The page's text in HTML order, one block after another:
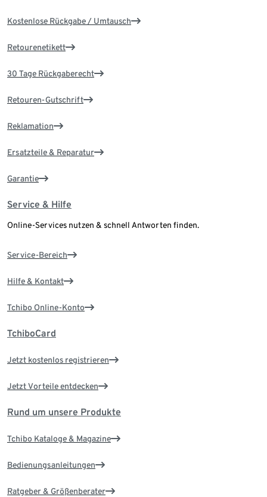
Kostenlose Rückgabe / Umtausch
Retourenetikett
30 Tage Rückgaberecht
Retouren-Gutschrift
Reklamation
Ersatzteile & Reparatur
Garantie
Service & Hilfe
Online-Services nutzen & schnell Antworten finden.
Service-Bereich
Hilfe & Kontakt
Tchibo Online-Konto
TchiboCard
Jetzt kostenlos registrieren
Jetzt Vorteile entdecken
Rund um unsere Produkte
Tchibo Kataloge & Magazine
Bedienungsanleitungen
Ratgeber & Größenberater